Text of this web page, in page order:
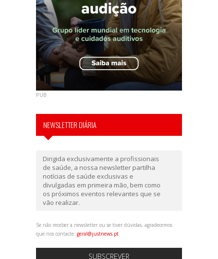
PUB
NEWSLETTER DIÁRIA
Dirigida exclusivamente a profissionais
de saúde, a nossa newsletter partilha
notícias de saúde exclusivas e
divulgadas em primeira mão, bem como
os próximos eventos relevantes que se
vão realizar.
Se não receber a newsletter ou se tiver dúvidas, agradecemos
que nos contacte: geral@justnews.pt
SUBSCREVER